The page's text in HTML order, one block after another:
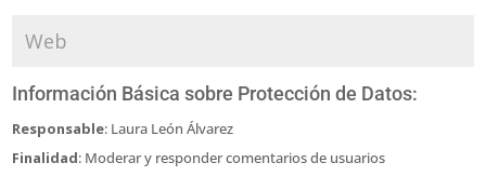
Información Básica sobre Protección de Datos:
Responsable: Laura León Álvarez
Finalidad: Moderar y responder comentarios de usuarios